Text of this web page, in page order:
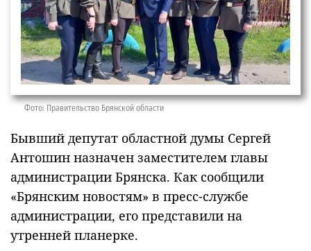
Фото: Правительство Брянской области
Бывший депутат областной думы Сергей
Антошин назначен заместителем главы
администрации Брянска. Как сообщили
«Брянским новостям» в пресс-службе
администрации, его представили на
утренней планерке.